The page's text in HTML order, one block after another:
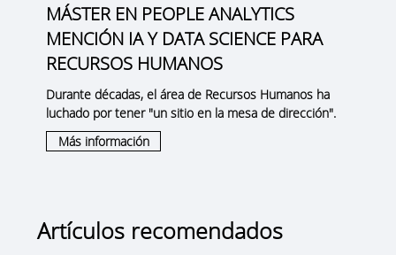
MÁSTER EN PEOPLE ANALYTICS
MENCIÓN IA Y DATA SCIENCE PARA
RECURSOS HUMANOS
Durante décadas, el área de Recursos Humanos ha
luchado por tener "un sitio en la mesa de dirección".
Más información
Artículos recomendados